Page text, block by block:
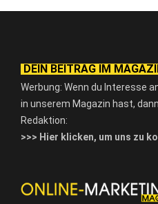
DEIN BEITRAG IM
Werbung: Wenn du Interesse
in unserem Magazin hast,
Redaktion:
>>> Hier klicken, um uns zu